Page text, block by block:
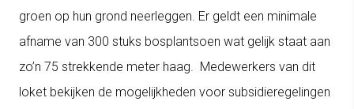
groen op hun grond neerleggen. Er geldt een minimale
afname van 300 stuks bosplantsoen wat gelijk staat aan
zo’n 75 strekkende meter haag. Medewerkers van dit
loket bekijken de mogelijkheden voor subsidieregelingen